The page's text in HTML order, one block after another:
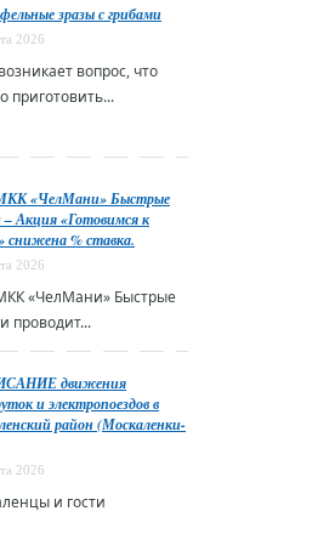
зразы с грибами
2026
вопрос, что
приготовить...
«ЧелМани» Быстрые
– Акция «Готовимся к
снижена % ставка.
2026
«ЧелМани» Быстрые
проводит...
движения
и электропоездов в
район (Москаленки-
2026
и гости